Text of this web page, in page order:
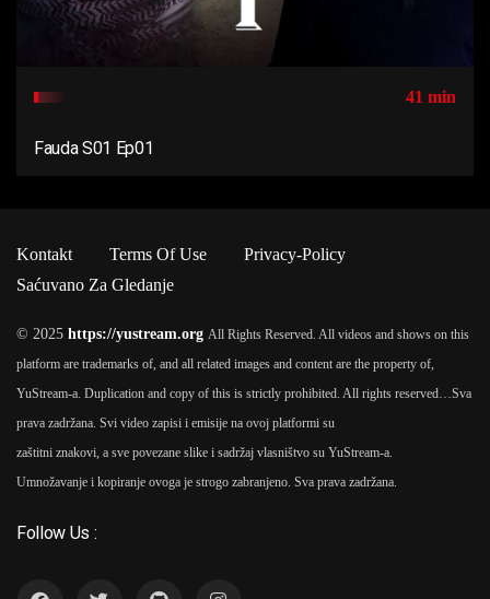
41 min
Fauda S01 Ep01
Kontakt Terms Of Use
Privacy-Policy
Saćuvano Za Gledanje
© 2025 https://yustream.org All Rights Reserved. All videos and shows on this
platform are trademarks of, and all related images and content are the property of,
YuStream-a. Duplication and copy of this is strictly prohibited. All rights reserved…Sva
prava zadržana. Svi video zapisi i emisije na ovoj platformi su
zaštitni znakovi, a sve povezane slike i sadržaj vlasništvo su YuStream-a.
Umnožavanje i kopiranje ovoga je strogo zabranjeno. Sva prava zadržana.
Follow Us :